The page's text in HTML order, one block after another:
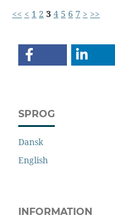
<< < 1 2 3 4 5 6 7 > >>
SPROG
Dansk
English
INFORMATION